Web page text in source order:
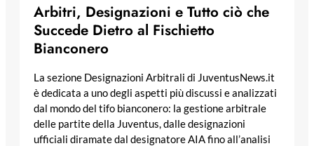
Arbitri, Designazioni e Tutto ciò che
Succede Dietro al Fischietto
Bianconero
La sezione Designazioni Arbitrali di JuventusNews.it
è dedicata a uno degli aspetti più discussi e analizzati
dal mondo del tifo bianconero: la gestione arbitrale
delle partite della Juventus, dalle designazioni
ufficiali diramate dal designatore AIA fino all’analisi